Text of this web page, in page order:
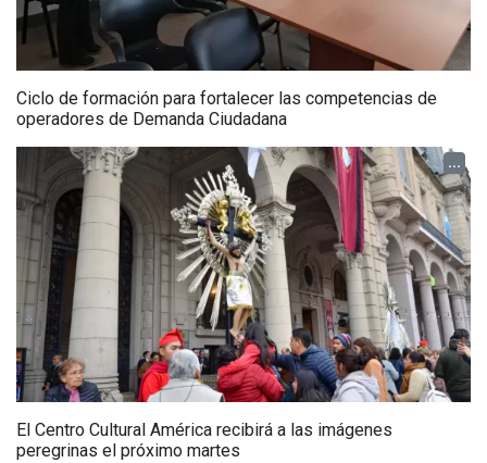
Ciclo de formación para fortalecer las competencias de
operadores de Demanda Ciudadana
...
El Centro Cultural América recibirá a las imágenes
peregrinas el próximo martes